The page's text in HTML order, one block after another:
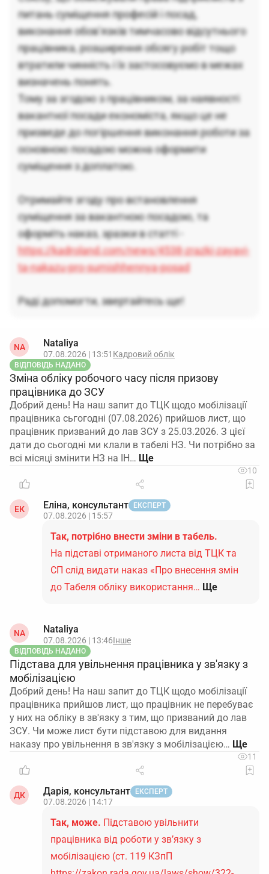
питань суміщення професій і посад,
виконання обов’язків тимчасово відсутнього
працівника, розширення обсягу робіт тощо
втратили чинність і їх застосовуємо в межах
визначень понять.
Тому за згодою з працівником, за наявності
вакантної посади економіста, якщо це не
призведе до погіршення виконання роботи за
основною посадою можна оформити
суміщення з доплатою.
Отримайте згоду про встановлення
суміщення за вакантною посадою, та
оформіть наказ, зразки в статті -
https://kadroland.com/news/4538-zrazki-zayavi-
ta-nakazu-pro-sumishhennya-posad
Раді допомогти, звертайтесь ще!
NA Nataliya
07.08.2026 | 13:51 Кадровий облік
ВІДПОВІДЬ НАДАНО
Зміна обліку робочого часу після призову
працівника до ЗСУ
Добрий день! На наш запит до ТЦК щодо мобілізації
працівника сьгогодні (07.08.2026) прийшов лист, що
працівник призваний до лав ЗСУ з 25.03.2026. З цієї
дати до сьогодні ми клали в табелі НЗ. Чи потрібно за
всі місяці змінити НЗ на ІН…
10
ЕК Еліна, консультант ЕКСПЕРТ
07.08.2026 | 15:57
Так, потрібно внести зміни в табель.
На підставі отриманого листа від ТЦК та
СП слід видати наказ «Про внесення змін
до Табеля обліку використання… Ще
NA Nataliya
07.08.2026 | 13:46Інше
ВІДПОВІДЬ НАДАНО
Підстава для увільнення працівника у зв'язку з
мобілізацією
Добрий день! На наш запит до ТЦК щодо мобілізації
працівника прийшов лист, що працівник не перебуває
у них на обліку в зв'язку з тим, що призваний до лав
ЗСУ. Чи може лист бути підставою для видання
наказу про увільнення в зв'язку з мобілізацією…
11
ДК Дарія, консультант ЕКСПЕРТ
07.08.2026 | 14:17
Так, може. Підставою увільнити
працівника від роботи у зв’язку з
мобілізацією (ст. 119 КЗпП